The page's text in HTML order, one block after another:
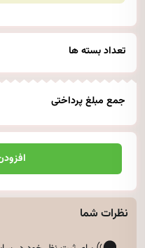
تعداد بسته ها
جمع مبلغ پرداختی
افزودن به
نظرات شما